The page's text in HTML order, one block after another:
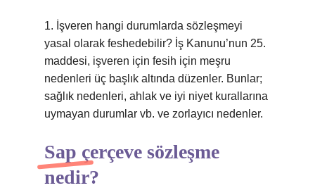
1. İşveren hangi durumlarda sözleşmeyi
yasal olarak feshedebilir? İş Kanunu’nun 25.
maddesi, işveren için fesih için meşru
nedenleri üç başlık altında düzenler. Bunlar;
sağlık nedenleri, ahlak ve iyi niyet kurallarına
uymayan durumlar vb. ve zorlayıcı nedenler.
Sap çerçeve sözleşme
nedir?